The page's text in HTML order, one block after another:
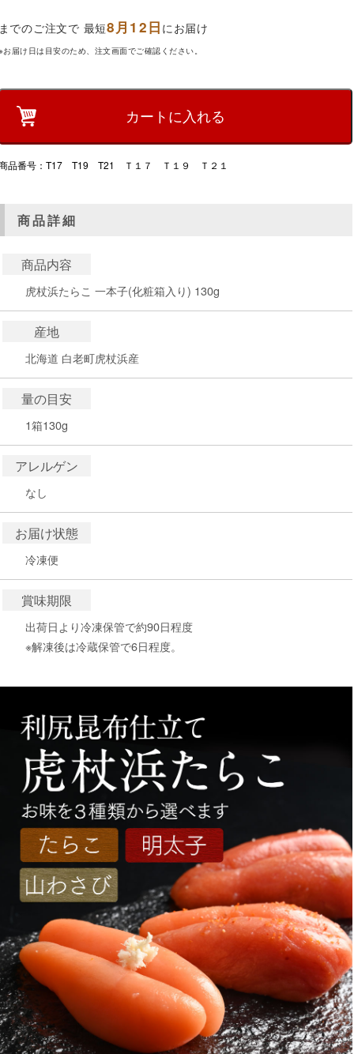
でのご注文で 最短8月12日にお届け
お届け日は目安のため、注文画面でご確認ください。
品番号：T17 T19 T21 Ｔ１７ Ｔ１９ Ｔ２１
商品詳細
商品内容
虎杖浜たらこ 一本子(化粧箱入り) 130g
産地
北海道 白老町虎杖浜産
量の目安
1箱130g
アレルゲン
なし
お届け状態
冷凍便
賞味期限
出荷日より冷凍保管で約90日程度
※解凍後は冷蔵保管で6日程度。